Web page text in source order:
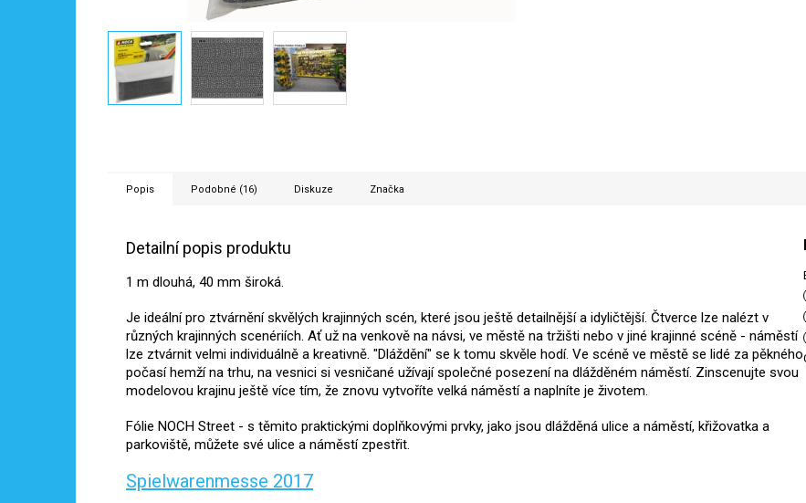
Popis Podobné (16) Diskuze Značka
Detailní popis produktu
1 m dlouhá, 40 mm široká.
Je ideální pro ztvárnění skvělých krajinných scén, které jsou ještě detailnější a idyličtější. Čtverce lze nalézt v
různých krajinných scenériích. Ať už na venkově na návsi, ve městě na tržišti nebo v jiné krajinné scéně - náměstí
lze ztvárnit velmi individuálně a kreativně. "Dláždění" se k tomu skvěle hodí. Ve scéně ve městě se lidé za pěkného
počasí hemží na trhu, na vesnici si vesničané užívají společné posezení na dlážděném náměstí. Zinscenujte svou
modelovou krajinu ještě více tím, že znovu vytvoříte velká náměstí a naplníte je životem.
Fólie NOCH Street - s těmito praktickými doplňkovými prvky, jako jsou dlážděná ulice a náměstí, křižovatka a
parkoviště, můžete své ulice a náměstí zpestřit.
Spielwarenmesse 2017